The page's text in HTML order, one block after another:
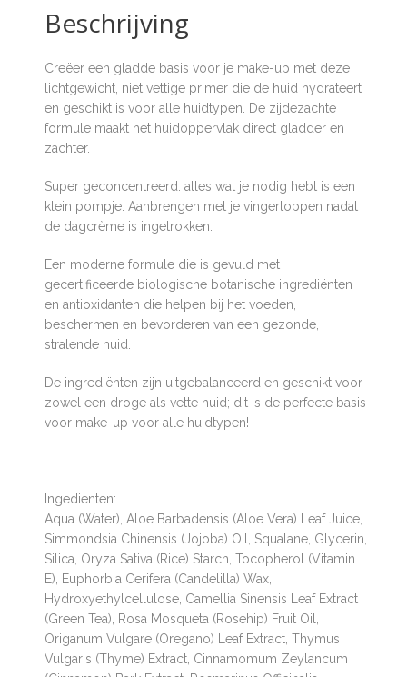
Beschrijving
Creëer een gladde basis voor je make-up met deze
lichtgewicht, niet vettige primer die de huid hydrateert
en geschikt is voor alle huidtypen. De zijdezachte
formule maakt het huidoppervlak direct gladder en
zachter.
Super geconcentreerd: alles wat je nodig hebt is een
klein pompje. Aanbrengen met je vingertoppen nadat
de dagcrème is ingetrokken.
Een moderne formule die is gevuld met
gecertificeerde biologische botanische ingrediënten
en antioxidanten die helpen bij het voeden,
beschermen en bevorderen van een gezonde,
stralende huid.
De ingrediënten zijn uitgebalanceerd en geschikt voor
zowel een droge als vette huid; dit is de perfecte basis
voor make-up voor alle huidtypen!
Ingedienten:
Aqua (Water), Aloe Barbadensis (Aloe Vera) Leaf Juice,
Simmondsia Chinensis (Jojoba) Oil, Squalane, Glycerin,
Silica, Oryza Sativa (Rice) Starch, Tocopherol (Vitamin
E), Euphorbia Cerifera (Candelilla) Wax,
Hydroxyethylcellulose, Camellia Sinensis Leaf Extract
(Green Tea), Rosa Mosqueta (Rosehip) Fruit Oil,
Origanum Vulgare (Oregano) Leaf Extract, Thymus
Vulgaris (Thyme) Extract, Cinnamomum Zeylancum